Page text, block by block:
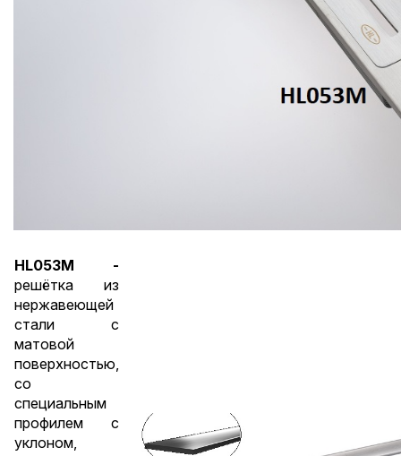
HL053M -
решётка из
нержавеющей
стали с
матовой
поверхностью,
со
специальным
профилем с
уклоном,